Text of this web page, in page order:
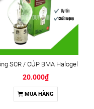
SCR / CÚP BMA Halogel
20.000₫
MUA HÀNG